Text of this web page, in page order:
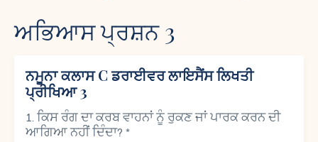
ਅਭਿਆਸ ਪ੍ਰਸ਼ਨ 3
ਨਮੂਨਾ ਕਲਾਸ C ਡਰਾਈਵਰ ਲਾਇਸੈਂਸ ਲਿਖਤੀ
ਪ੍ਰੀਖਿਆ 3
ਕਿਸ ਰੰਗ ਦਾ ਕਰਬ ਵਾਹਨਾਂ ਨੂੰ ਰੁਕਣ ਜਾਂ ਪਾਰਕ ਕਰਨ ਦੀ
ਆਗਿਆ ਨਹੀਂ ਦਿੰਦਾ? *